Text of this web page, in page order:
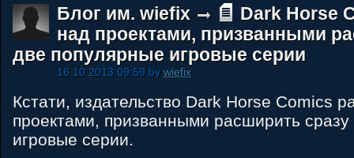
Блог им. wiefix
Dark Horse
над проектами, призванными
две популярные игровые серии
16.10.2013 09:59 bywiefix
Кстати, издательство Dark Horse Comics
проектами, призванными расширить
игровые серии.